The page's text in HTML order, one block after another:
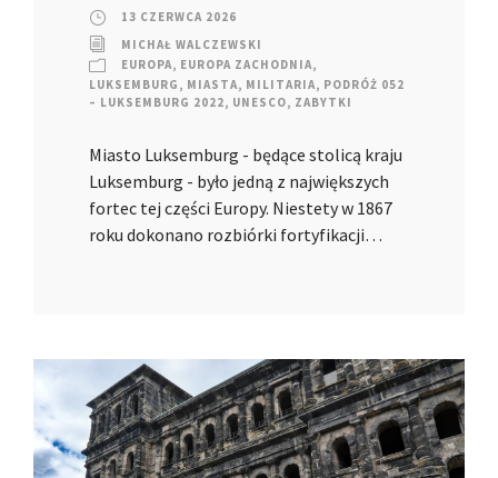
13 CZERWCA 2026
MICHAŁ WALCZEWSKI
EUROPA, EUROPA ZACHODNIA,
LUKSEMBURG , MIASTA, MILITARIA, PODRÓŻ 052
– LUKSEMBURG 2022, UNESCO, ZABYTKI
Miasto Luksemburg - będące stolicą kraju
Luksemburg - było jedną z największych
fortec tej części Europy. Niestety w 1867
roku dokonano rozbiórki fortyfikacji…